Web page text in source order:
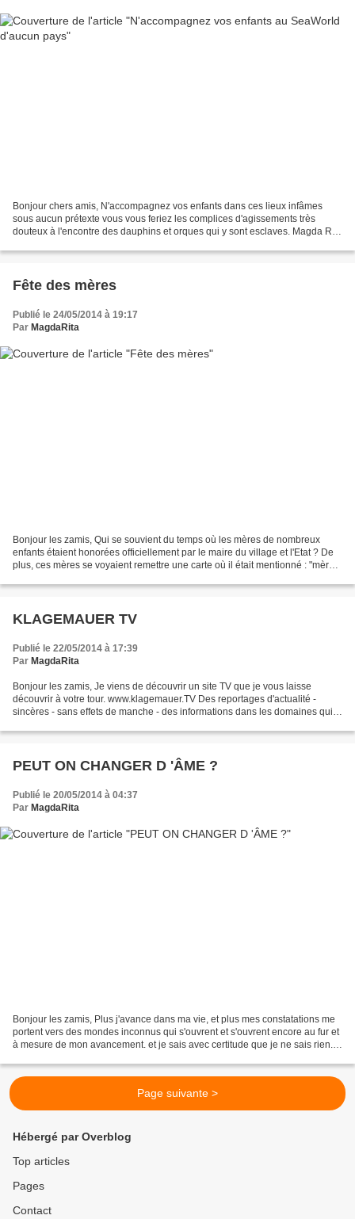
Bonjour chers amis, N'accompagnez vos enfants dans ces lieux infâmes
sous aucun prétexte vous vous feriez les complices d'agissements très
douteux à l'encontre des dauphins et orques qui y sont esclaves. Magda Rita
Fête des mères
Publié le 24/05/2014 à 19:17
Par MagdaRita
Bonjour les zamis, Qui se souvient du temps où les mères de nombreux
enfants étaient honorées officiellement par le maire du village et l'Etat ? De
plus, ces mères se voyaient remettre une carte où il était mentionné : "mère
KLAGEMAUER TV
Publié le 22/05/2014 à 17:39
Par MagdaRita
Bonjour les zamis, Je viens de découvrir un site TV que je vous laisse
découvrir à votre tour. www.klagemauer.TV Des reportages d'actualité -
sincères - sans effets de manche - des informations dans les domaines qui
PEUT ON CHANGER D 'ÂME ?
Publié le 20/05/2014 à 04:37
Par MagdaRita
Bonjour les zamis, Plus j'avance dans ma vie, et plus mes constatations me
portent vers des mondes inconnus qui s'ouvrent et s'ouvrent encore au fur et
à mesure de mon avancement. et je sais avec certitude que je ne sais rien.
Page suivante >
Hébergé par Overblog
Top articles
Pages
Contact